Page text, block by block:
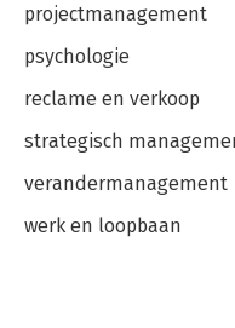
projectmanagement
psychologie
reclame en verkoop
strategisch
verandermanagement
werk en loopbaan